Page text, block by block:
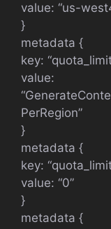
value: “us-
}
metadata {
key:
value:
PerRegion”
}
metadata {
key:
value: “0”
}
metadata {